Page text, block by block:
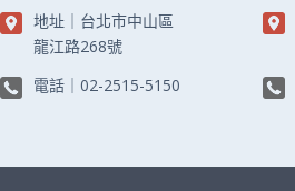
地址｜ 台北市中山區
龍江路268號
電話｜02-2515-5150